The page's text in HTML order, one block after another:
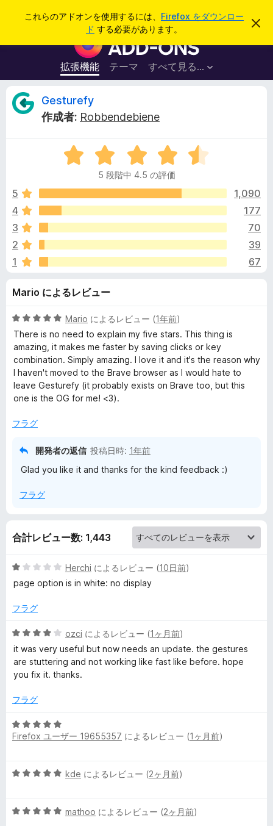
これらのアドオンを使用するには、 Firefox をダウンロー
ド する必要があります。
こ
を
F
i
r
e
x
ラ
ウ
ザ
ー
ド
オ
ン
拡張機能 テーマ すべて見る...
ログイン
G
t
u
r
e
f
y
の
レ
ュ
ー
Gesturefy
作成者: Robbendebiene
5
段
中
.
の
価
5 段階中 4.5 の評価
5
1,090
4
177
3
70
2
39
1
67
Mario によるレビュー
5
段
階
中
5
の
評
Mario によるレビュー (1年前)
There is no need to explain my five stars. This thing is
amazing, it makes me faster by saving clicks or key
combination. Simply amazing. I love it and it's the reason why
I haven't moved to the Brave browser as I would hate to
leave Gesturefy (it probably exists on Brave too, but this
one is the OG for me! <3).
フラグ
開発者の返信 投稿日時: 1年前
Glad you like it and thanks for the kind feedback :)
フラグ
合計レビュー数: 1,443
5
段
中
の
評
Herchi によるレビュー (10日前)
page option is in white: no display
フラグ
5
段
階
中
の
価
ozci によるレビュー (1ヶ月前)
it was very useful but now needs an update. the gestures
are stuttering and not working like fast like before. hope
you fix it. thanks.
フラグ
5
段
5
価
Firefox ユーザー 19655357 によるレビュー (1ヶ月前)
5
中
kde によるレビュー (2ヶ月前)
5
mathoo によるレビュー (2ヶ月前)